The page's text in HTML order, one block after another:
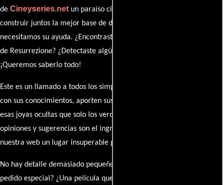
de Cineyseries.netun paraíso cinéfilo completo. Queremos
construir juntos la mejor base de datos cinematográfica, pero
necesitamos su ayuda. ¿Encontraste algún dato faltante en la ficha
de Resurrezione? ¿Detectaste algún error en la sinopsis o el elenco?
¡Queremos saberlo todo!
Este es un llamado a todos los simpatizantes del cine: contribuyan
con sus conocimientos, aporten sus descubrimientos y compartan
esas joyas ocultas que solo los verdaderos fanáticos conocen. Sus
opiniones y sugerencias son el ingrediente secreto que hará de
nuestra web un lugar insuperable para los amantes del celuloide.
No hay detalle demasiado pequeño ni opinión insignificante. ¿Algún
pedido especial? ¿Una película que sueñas con ver reseñada?